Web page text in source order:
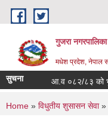
Skip to main content
गुजरा नगरपालिका
मधेश प्रदेश, नेपाल
सुचना आ.व ०८२/८३ को
You are here
Home » विधुतीय शुसासन सेवा»